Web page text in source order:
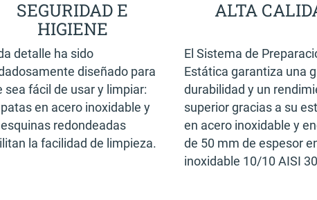
SEGURIDAD E
HIGIENE
ALTA
detalle ha sido
diseñado para
sea fácil de usar y limpiar:
patas en acero inoxidable y
esquinas redondeadas
la facilidad de limpieza.
El Sistema de
Estática garantiza una
durabilidad y un
superior gracias a su
en acero inoxidable y
de 50 mm de espesor
inoxidable 10/10 AISI